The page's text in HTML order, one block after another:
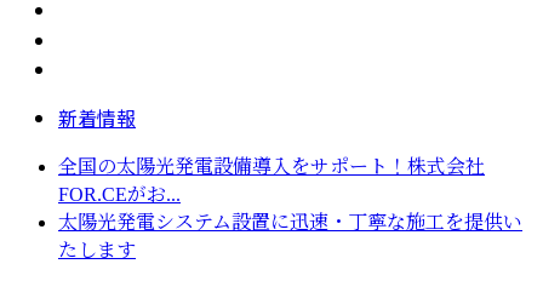
新着情報
全国の太陽光発電設備導入をサポート！株式会社
FOR.CEがお...
太陽光発電システム設置に迅速・丁寧な施工を提供い
たします